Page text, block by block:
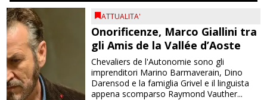
ATTUALITA'
Onorificenze, Marco Giallini tra
gli Amis de la Vallée d’Aoste
Chevaliers de l'Autonomie sono gli
imprenditori Marino Barmaverain, Dino
Darensod e la famiglia Grivel e il linguista
appena scomparso Raymond Vauther...